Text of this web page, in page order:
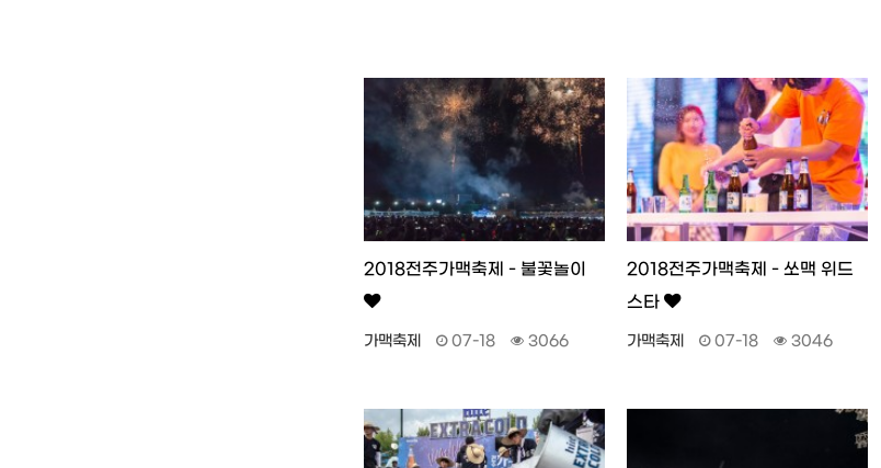
2018전주가맥축제 - 불꽃놀이
가맥축제 07-18 3066
2018전주가맥축제 - 쏘맥 위드
스타
가맥축제 07-18 3046